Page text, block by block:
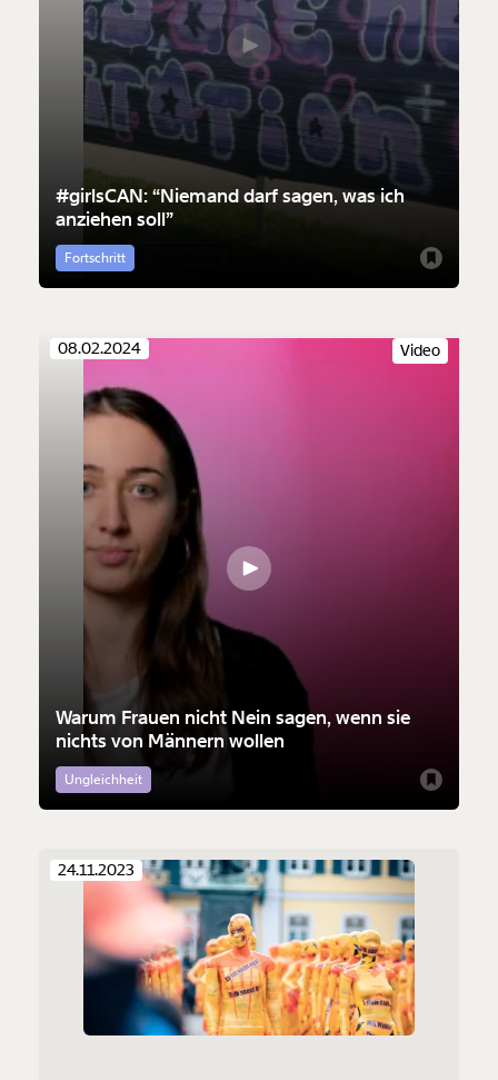
#girlsCAN: “Niemand darf sagen, was ich
anziehen soll”
Fortschritt
Video
08.02.2024
Warum Frauen nicht Nein sagen, wenn sie
nichts von Männern wollen
Ungleichheit
24.11.2023